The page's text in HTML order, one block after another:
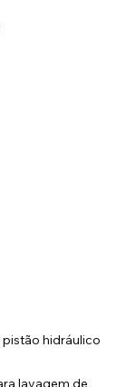
hidráulico
lavagem de